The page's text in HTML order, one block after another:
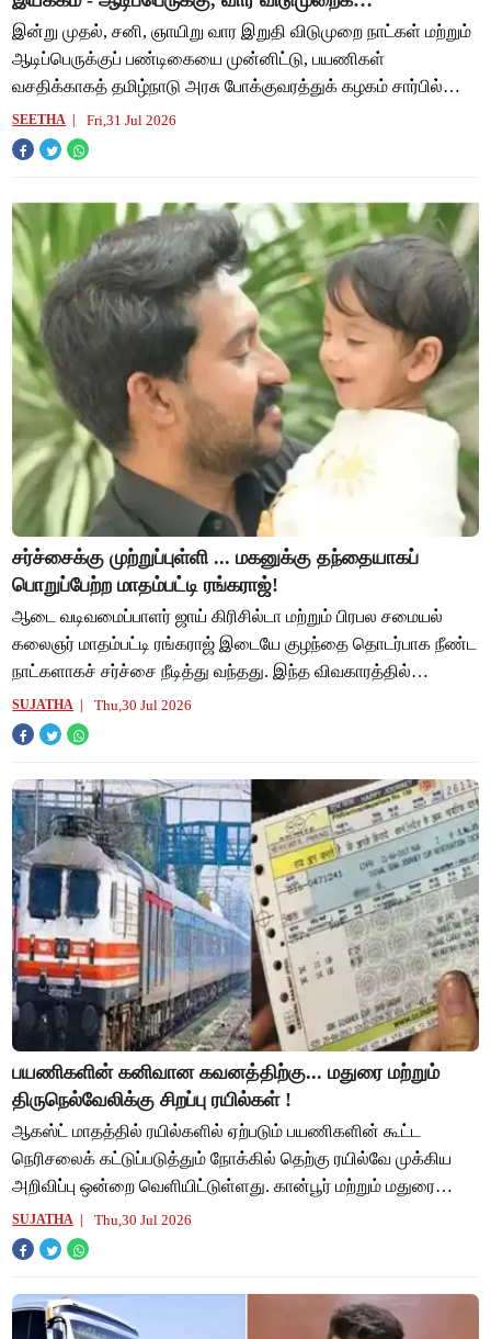
கொண்டாட்டம்!
இன்று முதல், சனி, ஞாயிறு வார இறுதி விடுமுறை நாட்கள் மற்றும்
ஆடிப்பெருக்குப் பண்டிகையை முன்னிட்டு, பயணிகள்
வசதிக்காகத் தமிழ்நாடு அரசு போக்குவரத்துக் கழகம் சார்பில்
தமிழகத்தின் பல்வேறு நகரங்களிலிருந்து
SEETHA Fri,31 Jul 2026
சர்ச்சைக்கு முற்றுப்புள்ளி ... மகனுக்கு தந்தையாகப்
பொறுப்பேற்ற மாதம்பட்டி ரங்கராஜ்!
ஆடை வடிவமைப்பாளர் ஜாய் கிரிசில்டா மற்றும் பிரபல சமையல்
கலைஞர் மாதம்பட்டி ரங்கராஜ் இடையே குழந்தை தொடர்பாக நீண்ட
நாட்களாகச் சர்ச்சை நீடித்து வந்தது. இந்த விவகாரத்தில்
நடத்தப்பட்ட மரபணுப் பரிசோதனையின் ம
SUJATHA Thu,30 Jul 2026
பயணிகளின் கனிவான கவனத்திற்கு... மதுரை மற்றும்
திருநெல்வேலிக்கு சிறப்பு ரயில்கள் !
ஆகஸ்ட் மாதத்தில் ரயில்களில் ஏற்படும் பயணிகளின் கூட்ட
நெரிசலைக் கட்டுப்படுத்தும் நோக்கில் தெற்கு ரயில்வே முக்கிய
அறிவிப்பு ஒன்றை வெளியிட்டுள்ளது. கான்பூர் மற்றும் மதுரை
இடையேயும், பிரயாக்ராஜ் மற்றும்
SUJATHA Thu,30 Jul 2026